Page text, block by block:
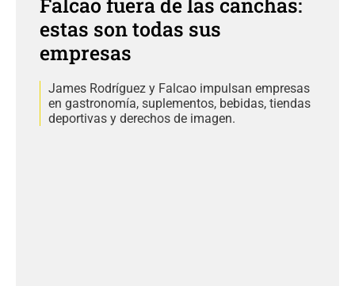
estas son todas sus
empresas
James Rodríguez y Falcao impulsan empresas
en gastronomía, suplementos, bebidas, tiendas
deportivas y derechos de imagen.